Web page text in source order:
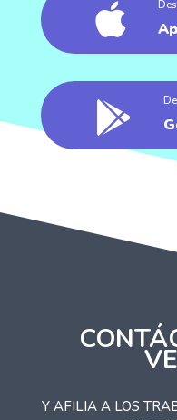


Y AFILIA A LOS